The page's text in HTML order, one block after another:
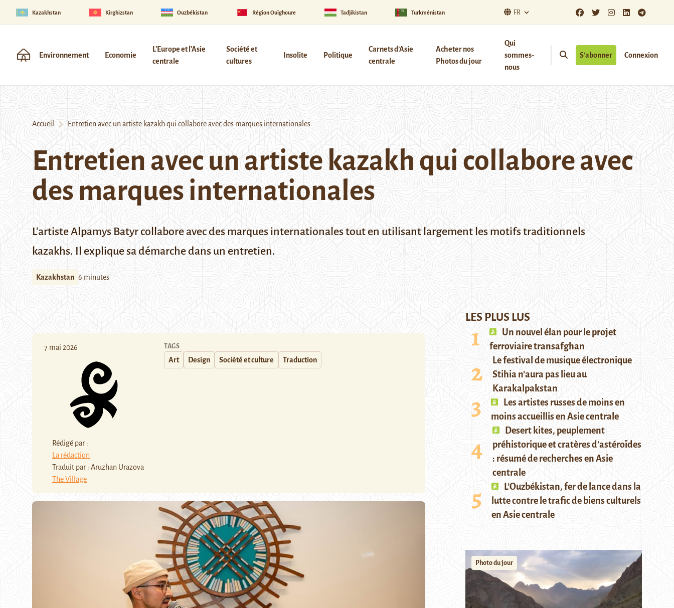
Kazakhstan Kirghizstan Ouzbékistan Région Ouïghoure Tadjikistan Turkménistan FR
Environnement Economie
L'Europe et l'Asie
centrale
Société et
cultures
Insolite Politique
Carnets d’Asie
centrale
Acheter nos
Photos du jour
Qui
sommes-
nous
S’abonner Connexion
Accueil Entretien avec un artiste kazakh qui collabore avec des marques internationales
Entretien avec un artiste kazakh qui collabore avec
des marques internationales
L'artiste Alpamys Batyr collabore avec des marques internationales tout en utilisant largement les motifs traditionnels
kazakhs. Il explique sa démarche dans un entretien.
Kazakhstan 6 minutes
7 mai 2026
Rédigé par :
La rédaction
Traduit par : Aruzhan Urazova
The Village
TAGS
Art Design Société et culture Traduction
LES PLUS LUS
Un nouvel élan pour le projet
ferroviaire transafghan
Le festival de musique électronique
Stihia n’aura pas lieu au
Karakalpakstan
Les artistes russes de moins en
moins accueillis en Asie centrale
Desert kites, peuplement
préhistorique et cratères d’astéroïdes
: résumé de recherches en Asie
centrale
L’Ouzbékistan, fer de lance dans la
lutte contre le trafic de biens culturels
en Asie centrale
Photo du jour